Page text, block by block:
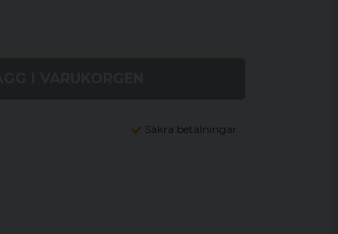
Säkra betalningar